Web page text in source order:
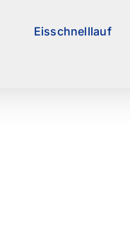
Eisschnelllauf